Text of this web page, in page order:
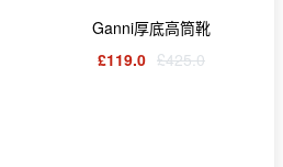
Ganni厚底高筒靴
£119.0 £425.0